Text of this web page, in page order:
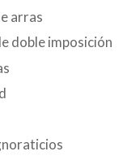
arras
doble imposición